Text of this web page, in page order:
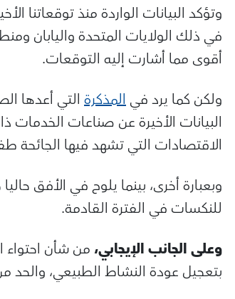
وتؤكد البيانات الواردة منذ توقعاتنا
في ذلك الولايات المتحدة واليابان
أقوى مما أشارت إليه التوقعات.
ولكن كما يرد فيالمذكرة التي أعدها
البيانات الأخيرة عن صناعات الخدمات
الاقتصادات التي تشهد فيها الجائحة
وبعبارة أخرى، بينما يلوح في الأفق
للنكسات في الفترة القادمة.
وعلى الجانب الإيجابي، من شأن احتواء
بتعجيل عودة النشاط الطبيعي، والحد